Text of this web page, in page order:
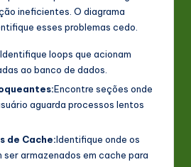
ineficientes. O diagrama
esses problemas cedo.
Identifique loops que acionam
ao banco de dados.
Encontre seções onde
aguarda processos lentos
de Cache:Identifique onde os
ser armazenados em cache para